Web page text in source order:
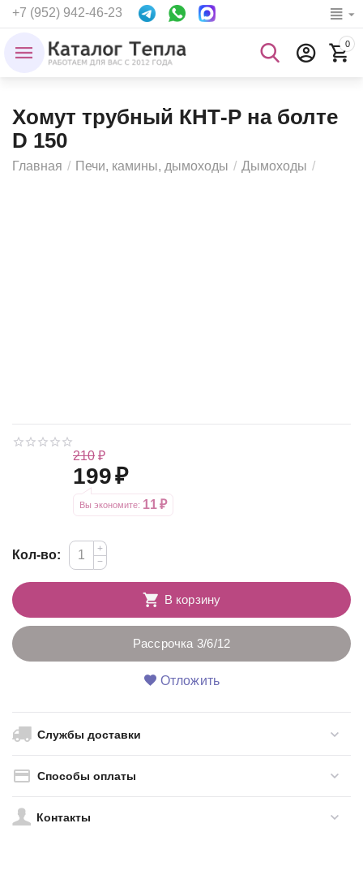
+7 (952) 942-46-23
0
Хомут трубный КНТ-Р на болте
D 150
Главная / Печи, камины, дымоходы / Дымоходы /
210 ₽
199₽
Вы экономите: 11₽
Кол-во:
+
−
В корзину
Рассрочка 3/6/12
Отложить
Службы доставки
Способы оплаты
Контакты